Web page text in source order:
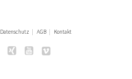
Datenschutz AGB Kontakt